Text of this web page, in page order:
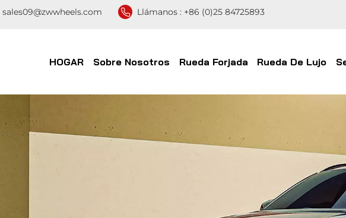
sales09@zwwheels.com Llámanos : +86 (0)25 84725893
HOGAR Sobre Nosotros Rueda Forjada Rueda De Lujo